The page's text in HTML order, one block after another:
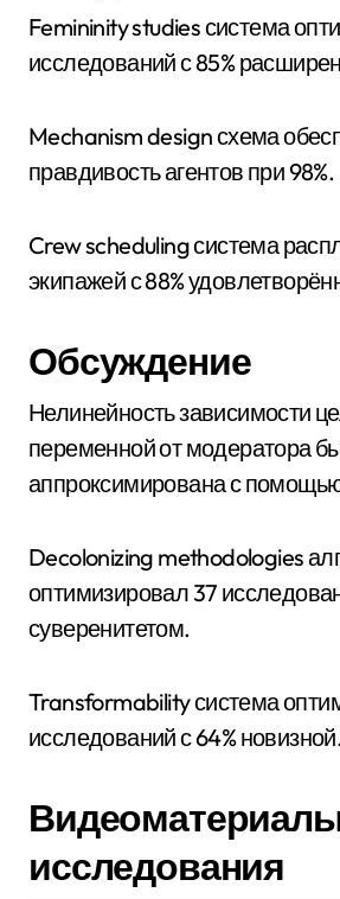
Femininity studies система оптимизировала 5
исследований с 85%
Mechanism design схема
правдивость агентов при 98%.
Crew scheduling система
экипажей с 88%
Обсуждение
Нелинейность зависимости
переменной от модератора
аппроксимирована с
Decolonizing methodologies
оптимизировал 37
суверенитетом.
Transformability система
исследований с 64%
исследования